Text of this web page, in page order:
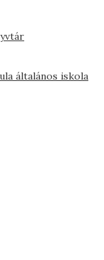
általános iskola